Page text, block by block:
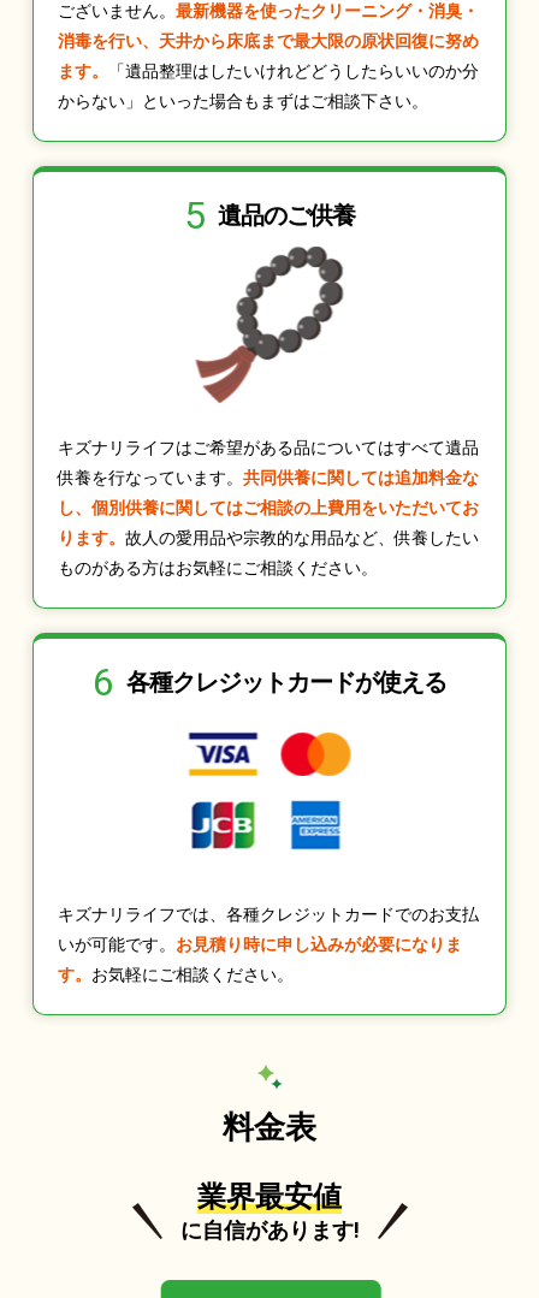
ございません。 最新機器を使ったクリーニング・消臭・
消毒を行い、天井から床底まで最大限の原状回復に努め
ます。
「遺品整理はしたいけれどどうしたらいいのか分
からない」といった場合もまずはご相談下さい。
5 遺品のご供養
キズナリライフはご希望がある品についてはすべて遺品
供養を行なっています。 共同供養に関しては追加料金な
し、個別供養に関してはご相談の上費用をいただいてお
ります。 故人の愛用品や宗教的な用品など、供養したい
ものがある方はお気軽にご相談ください。
6 各種クレジットカードが使える
キズナリライフでは、各種クレジットカードでのお支払
いが可能です。 お見積り時に申し込みが必要になりま
す。 お気軽にご相談ください。
料金表
業界最安値
に自信があります!